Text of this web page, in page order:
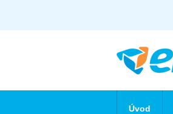
Úvod